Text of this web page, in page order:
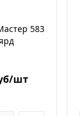
583
шт